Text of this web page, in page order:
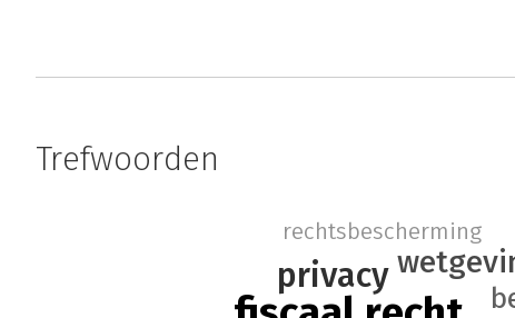
Trefwoorden
privacy
rechtsbescherming